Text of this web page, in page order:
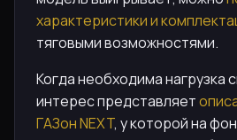
характеристики и
тяговыми возможностями.
Когда необходима нагрузка
интерес представляет
ГАЗон NEXT, у которой на